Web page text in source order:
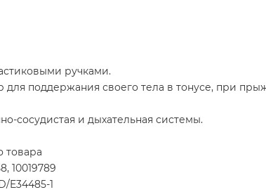
ручками.
поддержания своего тела в тонусе, при
сосудистая и дыхательная системы.
товара
10019789
E34485-1